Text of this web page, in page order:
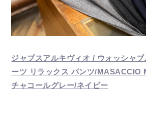
ジャブスアルキヴィオ / ウォッシャ
ーツ リラックス パンツ/MASACCIO
チャコールグレー/ネイビー